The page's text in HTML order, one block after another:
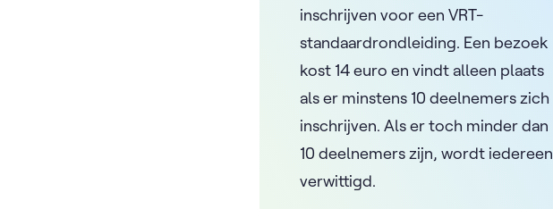
inschrijven voor een VRT-
standaardrondleiding. Een bezoek
kost 14 euro en vindt alleen plaats
als er minstens 10 deelnemers zich
inschrijven. Als er toch minder dan
10 deelnemers zijn, wordt iedereen
verwittigd.